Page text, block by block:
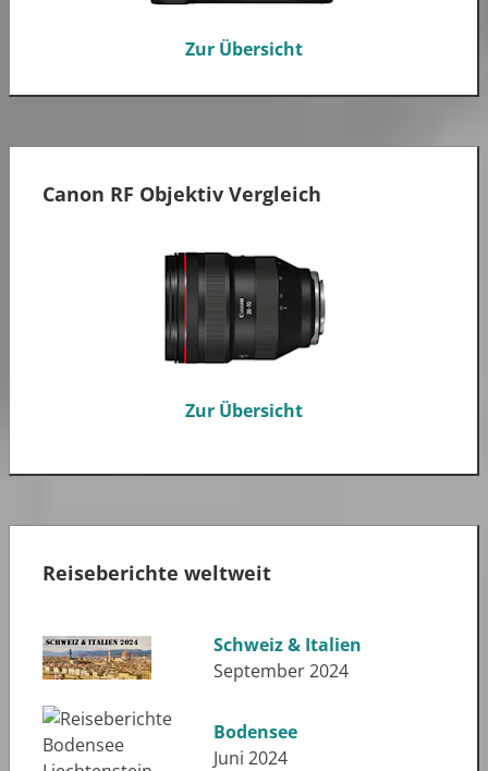
Zur Übersicht
Canon RF Objektiv Vergleich
Zur Übersicht
Reiseberichte weltweit
Schweiz & Italien
September 2024
Bodensee
Juni 2024